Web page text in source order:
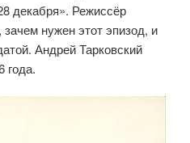
декабря». Режиссёр
нужен этот эпизод, и
Андрей Тарковский
года.